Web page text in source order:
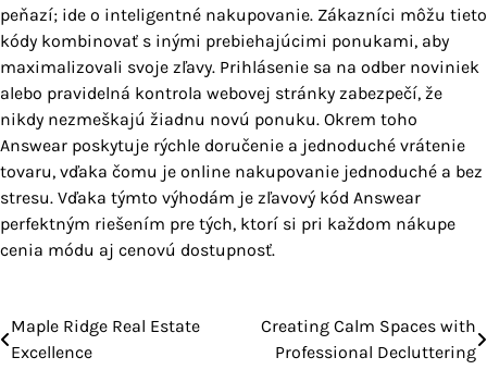
peňazí; ide o inteligentné nakupovanie. Zákazníci môžu tieto
kódy kombinovať s inými prebiehajúcimi ponukami, aby
maximalizovali svoje zľavy. Prihlásenie sa na odber noviniek
alebo pravidelná kontrola webovej stránky zabezpečí, že
nikdy nezmeškajú žiadnu novú ponuku. Okrem toho
Answear poskytuje rýchle doručenie a jednoduché vrátenie
tovaru, vďaka čomu je online nakupovanie jednoduché a bez
stresu. Vďaka týmto výhodám je zľavový kód Answear
perfektným riešením pre tých, ktorí si pri každom nákupe
cenia módu aj cenovú dostupnosť.
Post
Maple Ridge Real Estate
Excellence
Creating Calm Spaces with
Professional Decluttering